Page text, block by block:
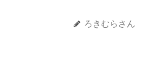
ろきむらさん